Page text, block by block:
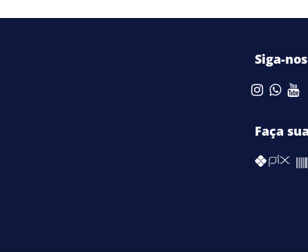
Siga-nos
Faça